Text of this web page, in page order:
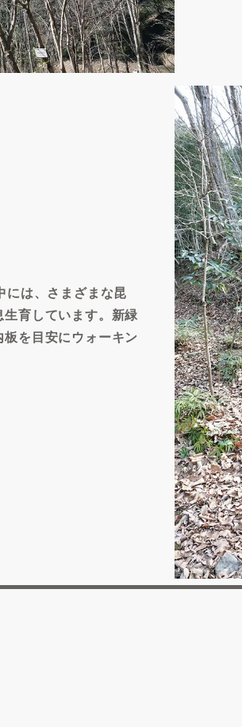
には、さまざまな昆
育しています。新緑
を目安にウォーキン